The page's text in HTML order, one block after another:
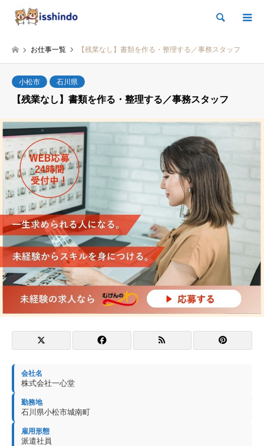
検索
お仕事一覧 【残業なし】書類を作る・整理する／事務スタッフ
小松市
石川県
【残業なし】書類を作る・整理する／事務スタッフ
会社名
株式会社一心堂
勤務地
石川県小松市城南町
雇用形態
派遣社員